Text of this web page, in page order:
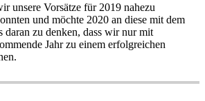
unsere Vorsätze für 2019 nahezu
und möchte 2020 an diese mit dem
daran zu denken, dass wir nur mit
Jahr zu einem erfolgreichen